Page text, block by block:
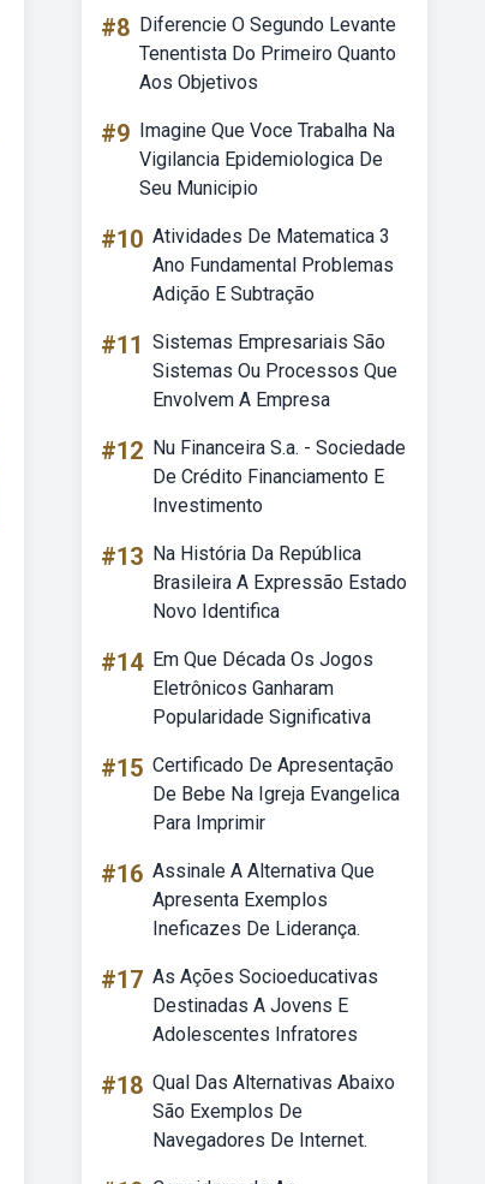
#8 Diferencie O Segundo Levante
Tenentista Do Primeiro Quanto
Aos Objetivos
#9 Imagine Que Voce Trabalha Na
Vigilancia Epidemiologica De
Seu Municipio
#10 Atividades De Matematica 3
Ano Fundamental Problemas
Adição E Subtração
#11 Sistemas Empresariais São
Sistemas Ou Processos Que
Envolvem A Empresa
#12 Nu Financeira S.a. - Sociedade
De Crédito Financiamento E
Investimento
#13 Na História Da República
Brasileira A Expressão Estado
Novo Identifica
#14 Em Que Década Os Jogos
Eletrônicos Ganharam
Popularidade Significativa
#15 Certificado De Apresentação
De Bebe Na Igreja Evangelica
Para Imprimir
#16 Assinale A Alternativa Que
Apresenta Exemplos
Ineficazes De Liderança.
#17 As Ações Socioeducativas
Destinadas A Jovens E
Adolescentes Infratores
#18 Qual Das Alternativas Abaixo
São Exemplos De
Navegadores De Internet.